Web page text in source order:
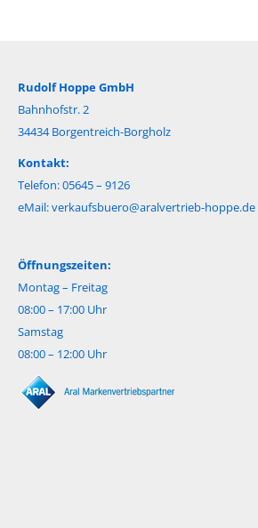
Rudolf Hoppe GmbH
Bahnhofstr. 2
34434 Borgentreich-Borgholz
Kontakt:
Telefon: 05645 – 9126
eMail:verkaufsbuero@aralvertrieb-hoppe.de
Öffnungszeiten:
Montag – Freitag
08:00 – 17:00 Uhr
Samstag
08:00 – 12:00 Uhr